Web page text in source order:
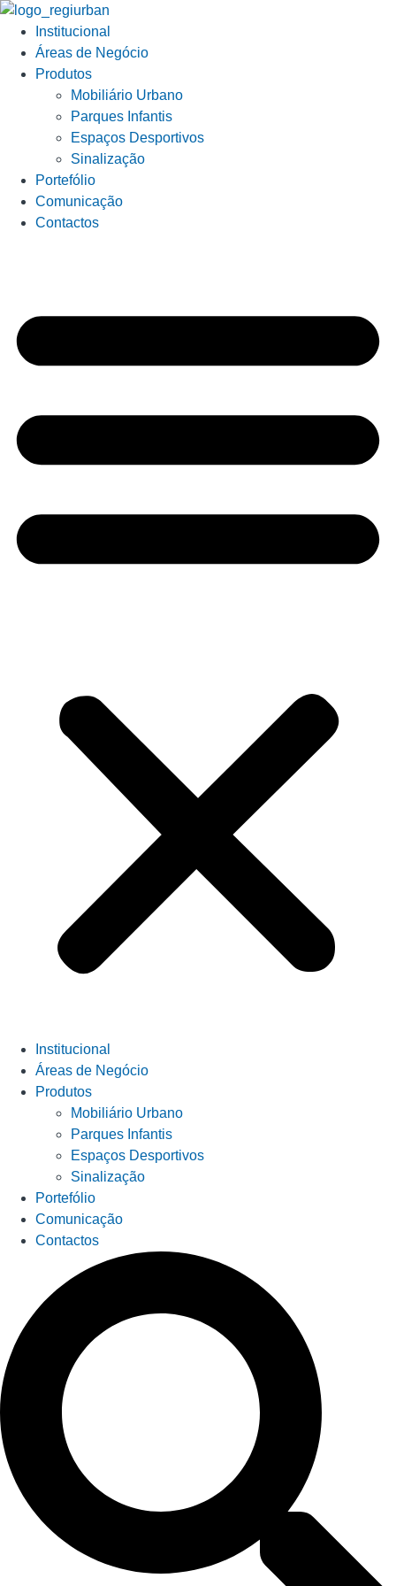
Institucional
Áreas de Negócio
Produtos
Mobiliário Urbano
Parques Infantis
Espaços Desportivos
Sinalização
Portefólio
Comunicação
Contactos
Institucional
Áreas de Negócio
Produtos
Mobiliário Urbano
Parques Infantis
Espaços Desportivos
Sinalização
Portefólio
Comunicação
Contactos